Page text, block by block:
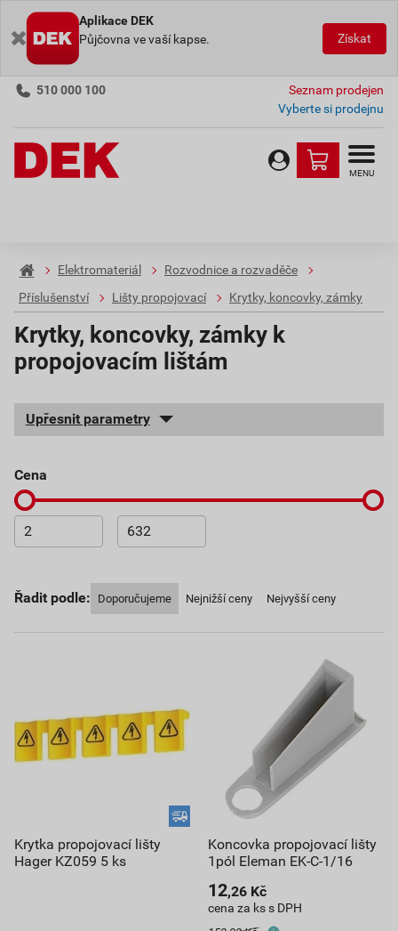
Aplikace DEK
Půjčovna ve vaší kapse.
Získat
510 000 100
Seznam prodejen
Vyberte si prodejnu
MENU
Elektromateriál
Rozvodnice a rozvaděče
Příslušenství
Lišty propojovací Krytky, koncovky, zámky
Krytky, koncovky, zámky k
propojovacím lištám
Upřesnit parametry
cena
Řadit podle: Doporučujeme Nejnižší ceny Nejvyšší ceny
Krytka propojovací lišty
Hager KZ059 5 ks
Koncovka propojovací lišty
1pól Eleman EK-C-1/16
12,26 Kč
cena za ks s DPH